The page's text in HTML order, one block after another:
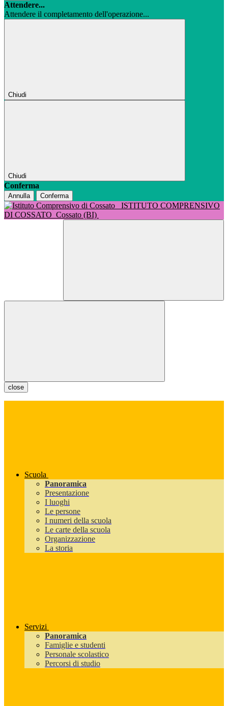
Attendere...
Attendere il completamento dell'operazione...
Chiudi
Chiudi
Conferma
Annulla Conferma
ISTITUTO COMPRENSIVO
DI COSSATO Cossato (BI)
close
Scuola
Panoramica
Presentazione
I luoghi
Le persone
I numeri della scuola
Le carte della scuola
Organizzazione
La storia
Servizi
Panoramica
Famiglie e studenti
Personale scolastico
Percorsi di studio